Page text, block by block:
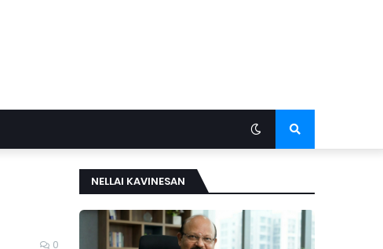
0
NELLAI KAVINESAN